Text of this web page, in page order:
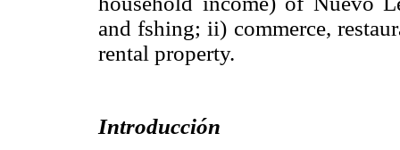
and fshing; ii) commerce,
rental property.
Introducción